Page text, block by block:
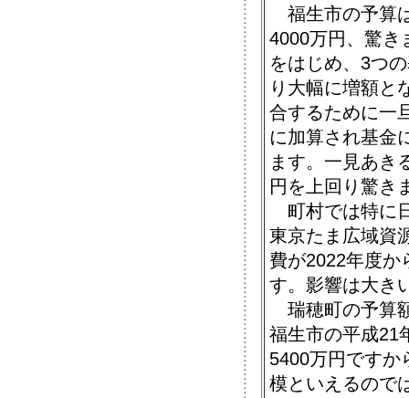
福生市の予算
4000万円、驚き
をはじめ、3つ
り大幅に増額と
合するために一
に加算され基金
ます。一見あき
円を上回り驚き
町村では特に
東京たま広域資
費が2022年度か
す。影響は大き
瑞穂町の予算
福生市の平成21
5400万円ですか
模といえるので